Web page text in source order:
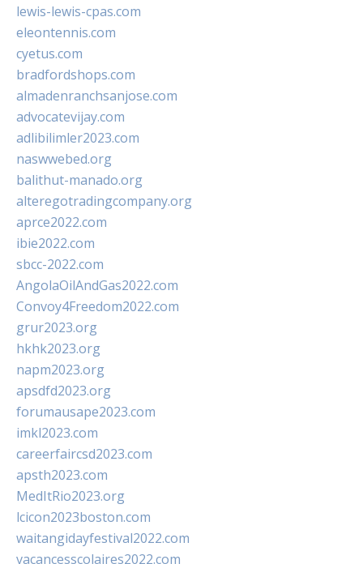
lewis-lewis-cpas.com
eleontennis.com
cyetus.com
bradfordshops.com
almadenranchsanjose.com
advocatevijay.com
adlibilimler2023.com
naswwebed.org
balithut-manado.org
alteregotradingcompany.org
aprce2022.com
ibie2022.com
sbcc-2022.com
AngolaOilAndGas2022.com
Convoy4Freedom2022.com
grur2023.org
hkhk2023.org
napm2023.org
apsdfd2023.org
forumausape2023.com
imkl2023.com
careerfaircsd2023.com
apsth2023.com
MedItRio2023.org
lcicon2023boston.com
waitangidayfestival2022.com
vacancesscolaires2022.com